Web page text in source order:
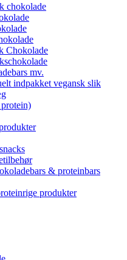
chokolade
Chokolade
mv.
indpakket vegansk slik
& proteinbars
produkter